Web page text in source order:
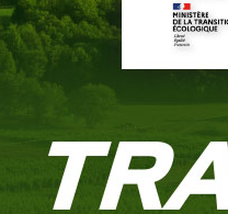
Contactez-nous,